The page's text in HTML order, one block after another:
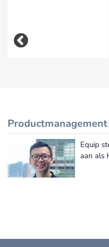
Equip
aan als